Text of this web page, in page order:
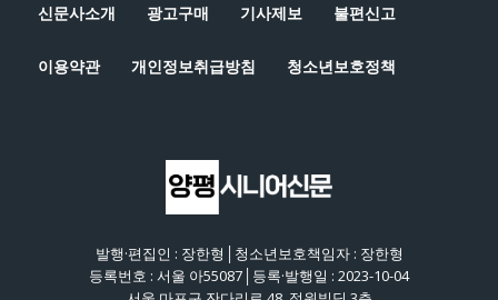
신문사소개 광고구매 기사제보 불편신고
이용약관 개인정보취급방침 청소년보호정책
발행·편집인 : 장한형│청소년보호책임자 : 장한형
등록번호 : 서울 아55087│등록·발행일 : 2023-10-04